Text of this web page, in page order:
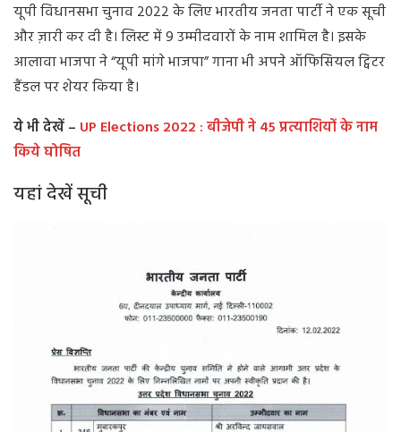
यूपी विधानसभा चुनाव 2022 के लिए भारतीय जनता पार्टी ने एक सूची
और ज़ारी कर दी है। लिस्ट में 9 उम्मीदवारों के नाम शामिल है। इसके
आलावा भाजपा ने “यूपी मांगे भाजपा” गाना भी अपने ऑफिसियल ट्विटर
हैंडल पर शेयर किया है।
ये भी देखें – UP Elections 2022 : बीजेपी ने 45 प्रत्याशियों के नाम
किये घोषित
यहां देखें सूची